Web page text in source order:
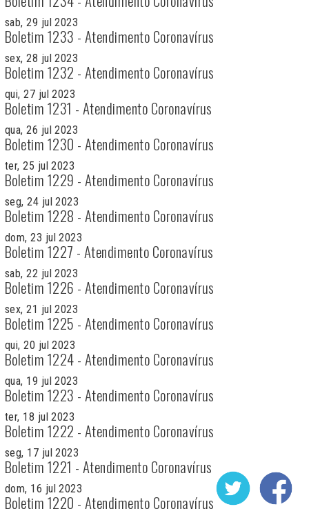
sab, 29 jul 2023
Boletim 1233 - Atendimento Coronavírus
sex, 28 jul 2023
Boletim 1232 - Atendimento Coronavírus
qui, 27 jul 2023
Boletim 1231 - Atendimento Coronavírus
qua, 26 jul 2023
Boletim 1230 - Atendimento Coronavírus
ter, 25 jul 2023
Boletim 1229 - Atendimento Coronavírus
seg, 24 jul 2023
Boletim 1228 - Atendimento Coronavírus
dom, 23 jul 2023
Boletim 1227 - Atendimento Coronavírus
sab, 22 jul 2023
Boletim 1226 - Atendimento Coronavírus
sex, 21 jul 2023
Boletim 1225 - Atendimento Coronavírus
qui, 20 jul 2023
Boletim 1224 - Atendimento Coronavírus
qua, 19 jul 2023
Boletim 1223 - Atendimento Coronavírus
ter, 18 jul 2023
Boletim 1222 - Atendimento Coronavírus
seg, 17 jul 2023
Boletim 1221 - Atendimento Coronavírus
dom, 16 jul 2023
Boletim 1220 - Atendimento Coronavírus